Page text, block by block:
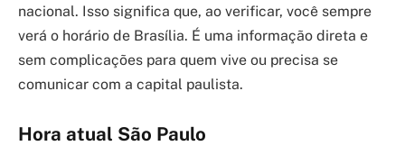
nacional. Isso significa que, ao verificar, você sempre
verá o horário de Brasília. É uma informação direta e
sem complicações para quem vive ou precisa se
comunicar com a capital paulista.
Hora atual São Paulo